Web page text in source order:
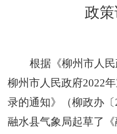
政策
根据《柳州市人
柳州市人民政府2022
录的通知》（柳政办〔
融水县气象局起草了